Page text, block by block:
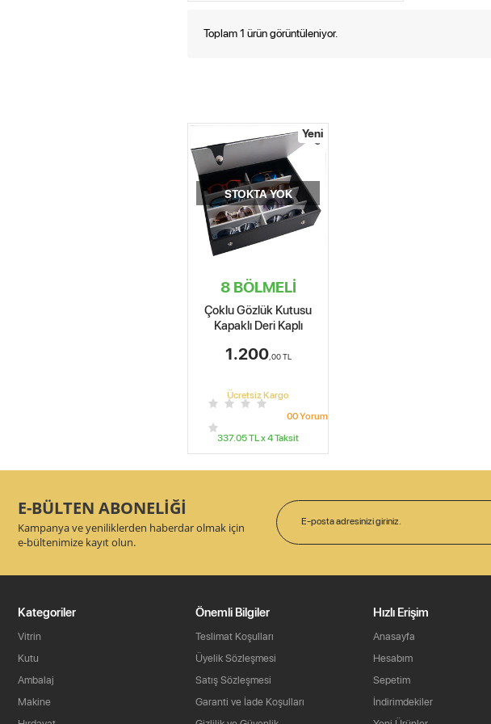
Toplam 1 ürün görüntüleniyor.
Yeni
STOKTA YOK
8 BÖLMELİ
Çoklu Gözlük Kutusu
Kapaklı Deri Kaplı
1.200,00TL
Ücretsiz Kargo
00Yorum
337.05TL x4Taksit
E-BÜLTEN ABONELİĞİ
Kampanya ve yeniliklerden haberdar olmak için
e-bültenimize kayıt olun.
Kategoriler
Vitrin
Kutu
Ambalaj
Makine
Önemli Bilgiler
Teslimat Koşulları
Üyelik Sözleşmesi
Satış Sözleşmesi
Garanti ve İade Koşulları
Hızlı Erişim
Anasayfa
Hesabım
Sepetim
İndirimdekiler